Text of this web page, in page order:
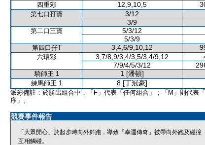
四重彩 12,9,10,5
第七口孖寶 3/12
3/9
第二口三寶 5/3/12
5/3/9
第四口孖T 3,4,6/9,10,12
六環彩 3,7/8,9/3,4/3,5/3,4/9,12
7/9/4/5/3/12
騎師王 1 1 [潘頓]
練馬師王 1 8 [丁冠豪]
派彩備註：於勝出組合中，「F」代表「任何組合」；「M」則代表
序」。
競賽事件報告
「大眾開心」於起步時向外斜跑，導致「幸運傳奇」被帶向外跑及碰
互相觸碰。